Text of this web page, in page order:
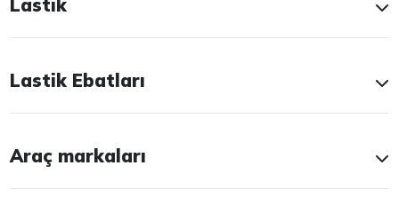
Lastik
Lastik Ebatları
Araç markaları